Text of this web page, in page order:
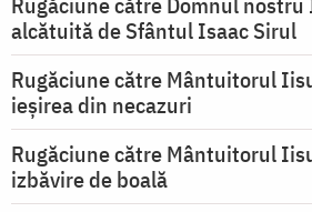
alcătuită de Sfântul Isaac Sirul
Rugăciune către Mântuitorul
ieşirea din necazuri
Rugăciune către Mântuitorul
izbăvire de boală